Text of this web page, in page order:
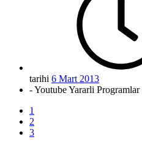
tarihi 6 Mart 2013
- Youtube Yararli Programlar
1
2
3